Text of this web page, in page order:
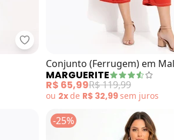
Moletinho.
Marguerite - Conjunto (Bordô) em
Conjunto (Ferrugem) em
MARGUERITE
R$ 65,99R$ 119,99
ou 2xde R$ 32,99sem juros
-25%